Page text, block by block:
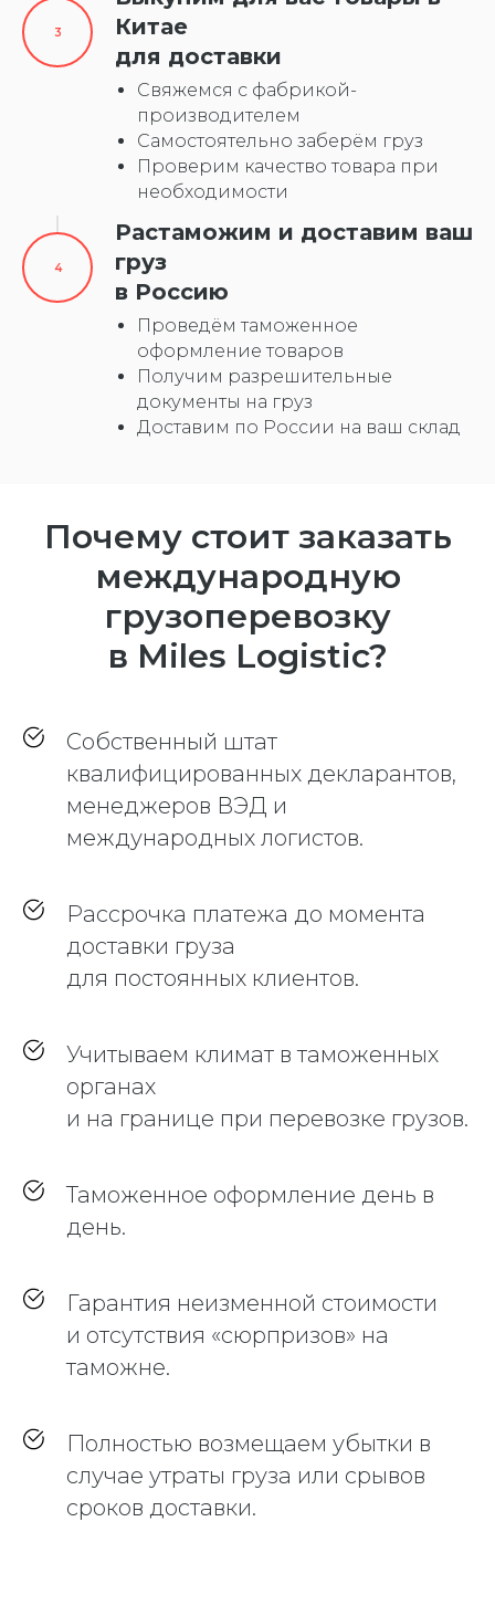
Китае
для доставки
Свяжемся с фабрикой-
производителем
Самостоятельно заберём груз
Проверим качество товара при
необходимости
Растаможим и доставим ваш
груз
в Россию
Проведём таможенное
оформление товаров
Получим разрешительные
документы на груз
Доставим по России на ваш склад
Почему стоит заказать
международную
грузоперевозку
в Miles Logistic?
Собственный штат
квалифицированных декларантов,
менеджеров ВЭД и
международных логистов.
Рассрочка платежа до момента
доставки груза
для постоянных клиентов.
Учитываем климат в таможенных
органах
и на границе при перевозке грузов.
Таможенное оформление день в
день.
Гарантия неизменной стоимости
и отсутствия «сюрпризов» на
таможне.
Полностью возмещаем убытки в
случае утраты груза или срывов
сроков доставки.